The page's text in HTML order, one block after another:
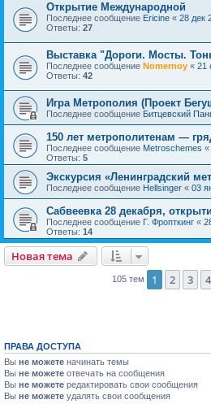
Открытие Международной
Последнее сообщение Ericine « 28 дек
Ответы: 27
Выставка "Дороги. Мосты.
Последнее сообщение Nomernoy « 21
Ответы: 42
Игра Метрополия (Проект
Последнее сообщение Битцевский
150 лет метрополитенам —
Последнее сообщение Metroschemes «
Ответы: 5
Экскурсия «Ленинградский
Последнее сообщение Hellsinger « 03
Сабвеевка 28 декабря,
Последнее сообщение Г. Фропткинг «
Ответы: 14
Новая тема
105 тем 1 2 3 4
ПРАВА ДОСТУПА
Вы не можете начинать темы
Вы не можете отвечать на сообщения
Вы не можете редактировать свои сообщения
Вы не можете удалять свои сообщения